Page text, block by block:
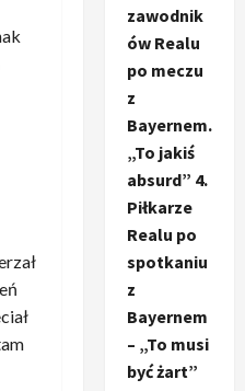
zawodnik
ów Realu
po meczu
z
Bayernem.
„To jakiś
absurd” 4.
Piłkarze
Realu po
spotkaniu
z
Bayernem
– „To musi
być żart”